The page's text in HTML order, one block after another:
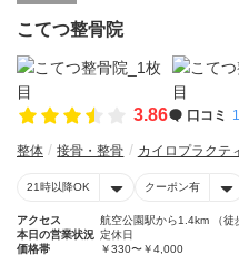
こてつ整骨院
3.86 口コミ
整体 接骨・整骨 カイロプラクテ
21時以降OK クーポン有
アクセス
航空公園駅から1.4km （徒
本日の営業状況 定休日
価格帯
￥330〜￥4,000